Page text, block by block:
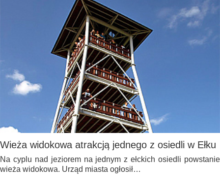
Wieża widokowa atrakcją jednego z osiedli w Ełku
Na cyplu nad jeziorem na jednym z ełckich osiedli powstanie
wieża widokowa. Urząd miasta ogłosił…